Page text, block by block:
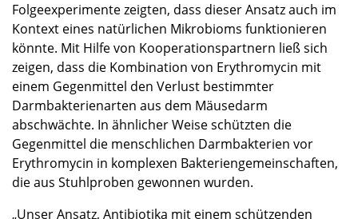
Folgeexperimente zeigten, dass dieser Ansatz auch im
Kontext eines natürlichen Mikrobioms funktionieren
könnte. Mit Hilfe von Kooperationspartnern ließ sich
zeigen, dass die Kombination von Erythromycin mit
einem Gegenmittel den Verlust bestimmter
Darmbakterienarten aus dem Mäusedarm
abschwächte. In ähnlicher Weise schützten die
Gegenmittel die menschlichen Darmbakterien vor
Erythromycin in komplexen Bakteriengemeinschaften,
die aus Stuhlproben gewonnen wurden.
„Unser Ansatz, Antibiotika mit einem schützenden